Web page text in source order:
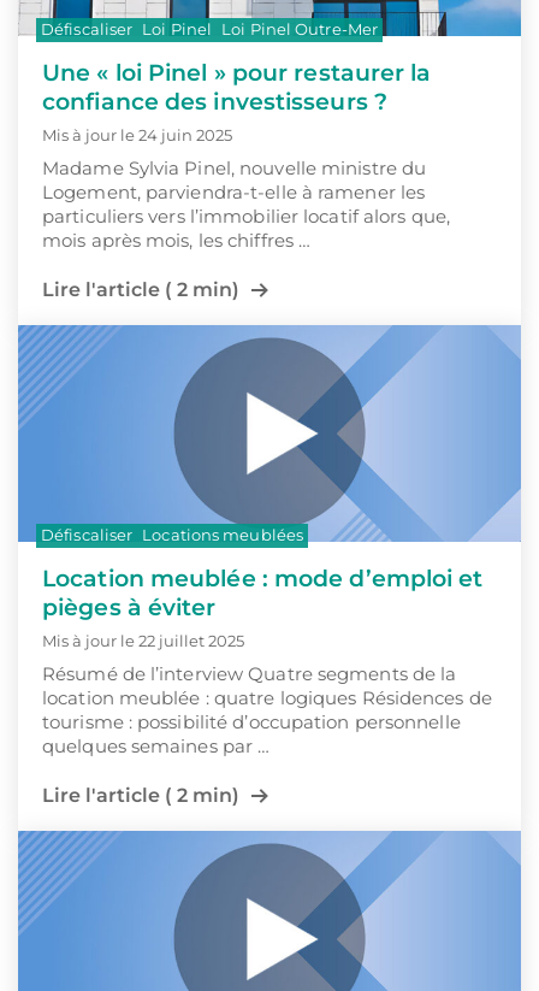
Une « loi Pinel » pour restaurer la
confiance des investisseurs ?
Mis à jour le 24 juin 2025
Madame Sylvia Pinel, nouvelle ministre du
Logement, parviendra-t-elle à ramener les
particuliers vers l’immobilier locatif alors que,
mois après mois, les chiffres …
Lire l'article ( 2 min)
Défiscaliser Loi Pinel Loi Pinel Outre-Mer
Location meublée : mode d’emploi et
pièges à éviter
Mis à jour le 22 juillet 2025
Résumé de l’interview Quatre segments de la
location meublée : quatre logiques Résidences de
tourisme : possibilité d’occupation personnelle
quelques semaines par …
Lire l'article ( 2 min)
Défiscaliser Locations meublées